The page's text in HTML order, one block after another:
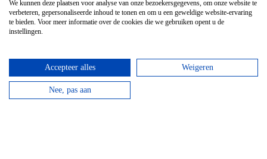
Mountainbike Chouffe route 18 km
Vanaf
langs de beroemde Achouffe brouwerij.
bekijken
We kunnen deze plaatsen voor analyse van onze bezoekersgegevens, om onze website te
verbeteren, gepersonaliseerde inhoud te tonen en om u een geweldige website-ervaring
te bieden. Voor meer informatie over de cookies die we gebruiken opent u de
instellingen.
Accepteer alles Weigeren
Nee, pas aan